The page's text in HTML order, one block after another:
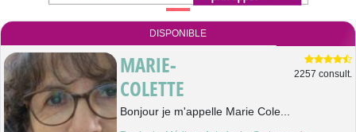
DISPONIBLE
MARIE-
COLETTE
2257 consult.
Bonjour je m'appelle Marie Cole...